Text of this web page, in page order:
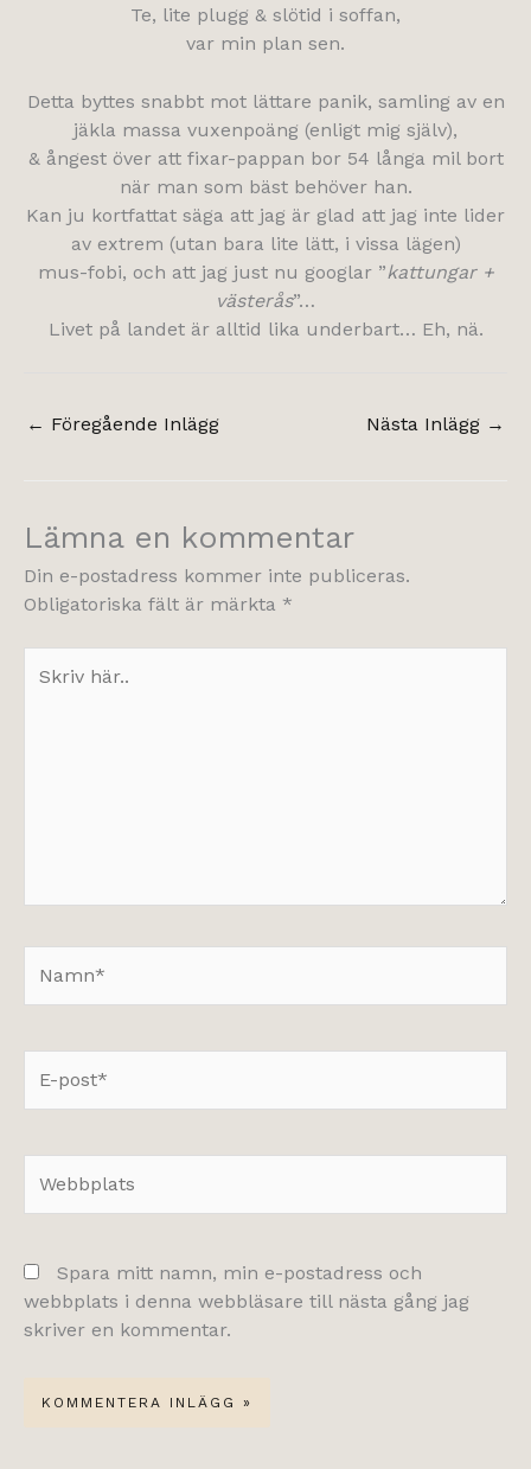
Te, lite plugg & slötid i soffan,
var min plan sen.
Detta byttes snabbt mot lättare panik, samling av en
jäkla massa vuxenpoäng (enligt mig själv),
& ångest över att fixar-pappan bor 54 långa mil bort
när man som bäst behöver han.
Kan ju kortfattat säga att jag är glad att jag inte lider
av extrem (utan bara lite lätt, i vissa lägen)
mus-fobi, och att jag just nu googlar ”kattungar +
västerås”…
Livet på landet är alltid lika underbart… Eh, nä.
← Föregående Inlägg Nästa Inlägg →
Lämna en kommentar
Din e-postadress kommer inte publiceras.
Obligatoriska fält är märkta *
här..
post*
Spara mitt namn, min e-postadress och
webbplats i denna webbläsare till nästa gång jag
skriver en kommentar.